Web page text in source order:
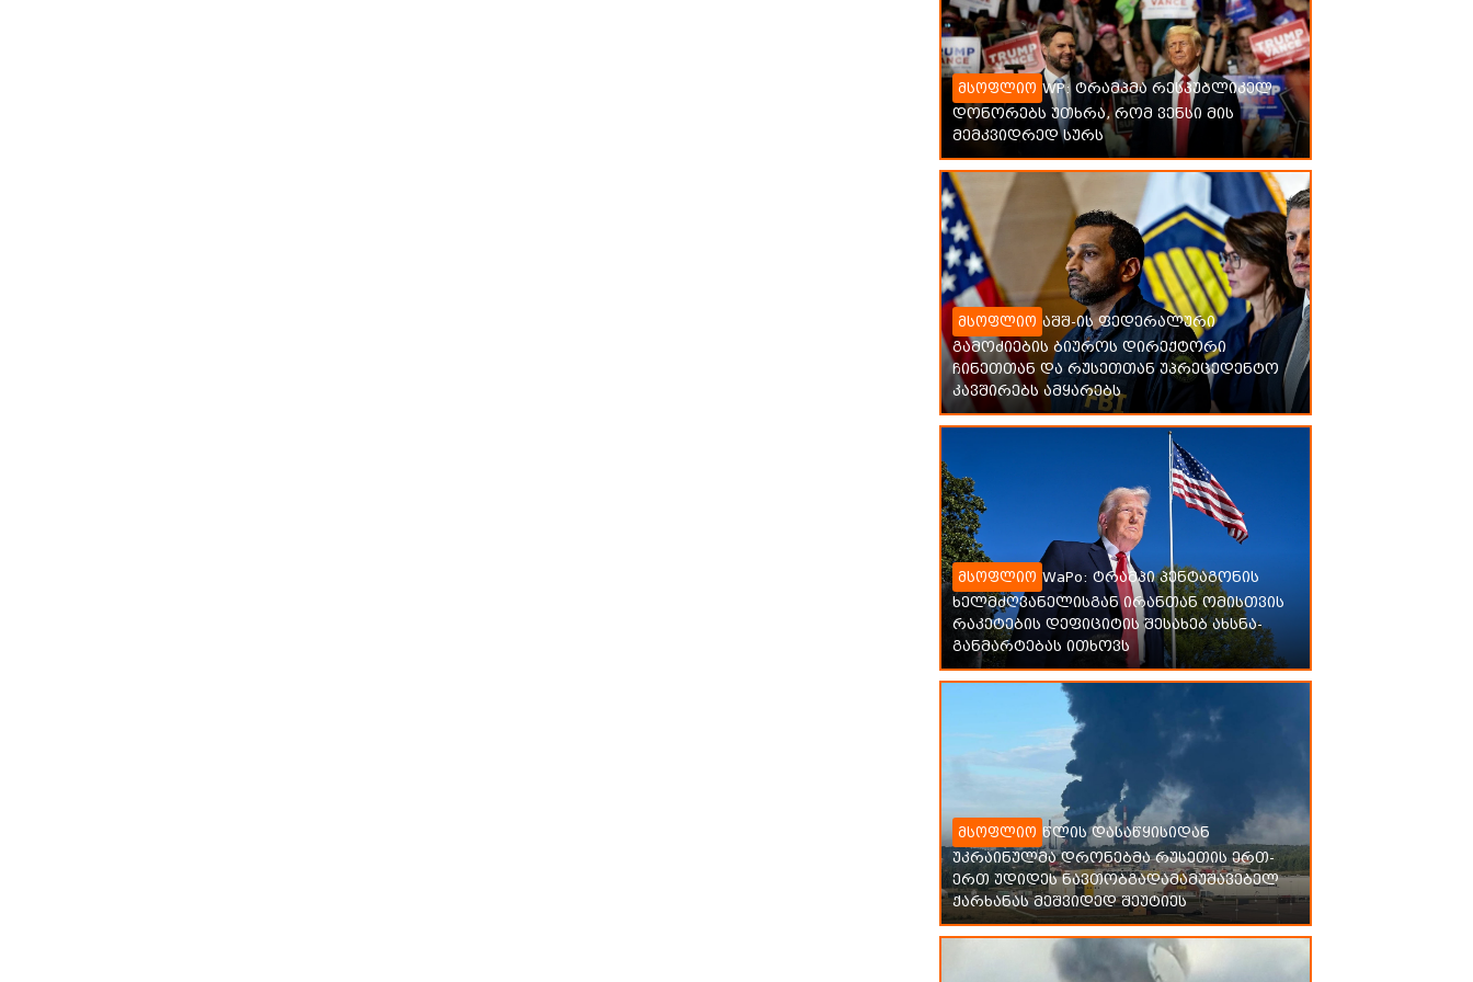
მსოფლიო WP: ტრამპმა რესპუბლიკელ
დონორებს უთხრა, რომ ვენსი მის
მემკვიდრედ სურს
მსოფლიო აშშ-ის ფედერალური
გამოძიების ბიუროს დირექტორი
ჩინეთთან და რუსეთთან უპრეცედენტო
კავშირებს ამყარებს
მსოფლიო WaPo: ტრამპი პენტაგონის
ხელმძღვანელისგან ირანთან ომისთვის
რაკეტების დეფიციტის შესახებ ახსნა-
განმარტებას ითხოვს
მსოფლიო წლის დასაწყისიდან
უკრაინულმა დრონებმა რუსეთის ერთ-
ერთ უდიდეს ნავთობგადამამუშავებელ
ქარხანას მეშვიდედ შეუტიეს